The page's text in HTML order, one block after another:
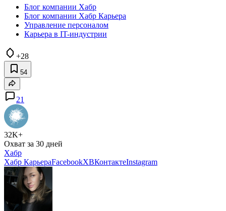
Блог компании Хабр
Блог компании Хабр Карьера
Управление персоналом
Карьера в IT-индустрии
+28
54
21
32K+
Охват за 30 дней
Хабр
Хабр КарьераFacebookXВКонтактеInstagram